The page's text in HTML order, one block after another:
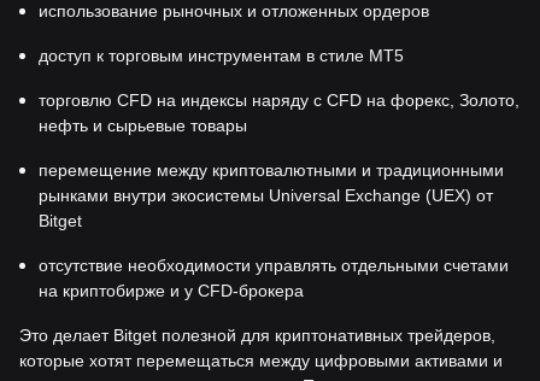
использование рыночных и отложенных ордеров
доступ к торговым инструментам в стиле MT5
торговлю CFD на индексы наряду с CFD на форекс, Золото,
нефть и сырьевые товары
перемещение между криптовалютными и традиционными
рынками внутри экосистемы Universal Exchange (UEX) от
Bitget
отсутствие необходимости управлять отдельными счетами
на криптобирже и у CFD-брокера
Это делает Bitget полезной для криптонативных трейдеров,
которые хотят перемещаться между цифровыми активами и